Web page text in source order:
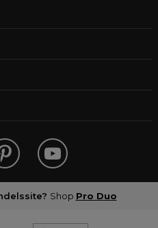
Shop Pro Duo